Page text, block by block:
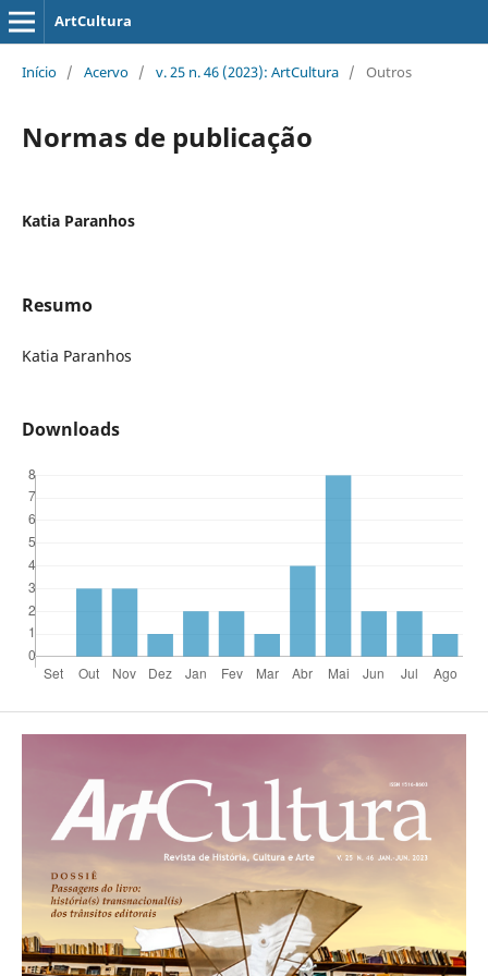
ArtCultura
Início / Acervo / v. 25 n. 46 (2023): ArtCultura / Outros
Normas de publicação
Katia Paranhos
Resumo
Katia Paranhos
Downloads